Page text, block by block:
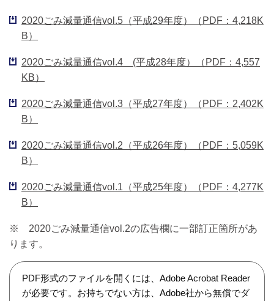
2020ごみ減量通信vol.5（平成29年度）（PDF：4,218K
B）
2020ごみ減量通信vol.4 (平成28年度）（PDF：4,557
KB）
2020ごみ減量通信vol.3（平成27年度）（PDF：2,402K
B）
2020ごみ減量通信vol.2（平成26年度）（PDF：5,059K
B）
2020ごみ減量通信vol.1（平成25年度）（PDF：4,277K
B）
※ 2020ごみ減量通信vol.2の広告欄に一部訂正箇所があ
ります。
PDF形式のファイルを開くには、Adobe Acrobat Reader
が必要です。お持ちでない方は、Adobe社から無償でダ